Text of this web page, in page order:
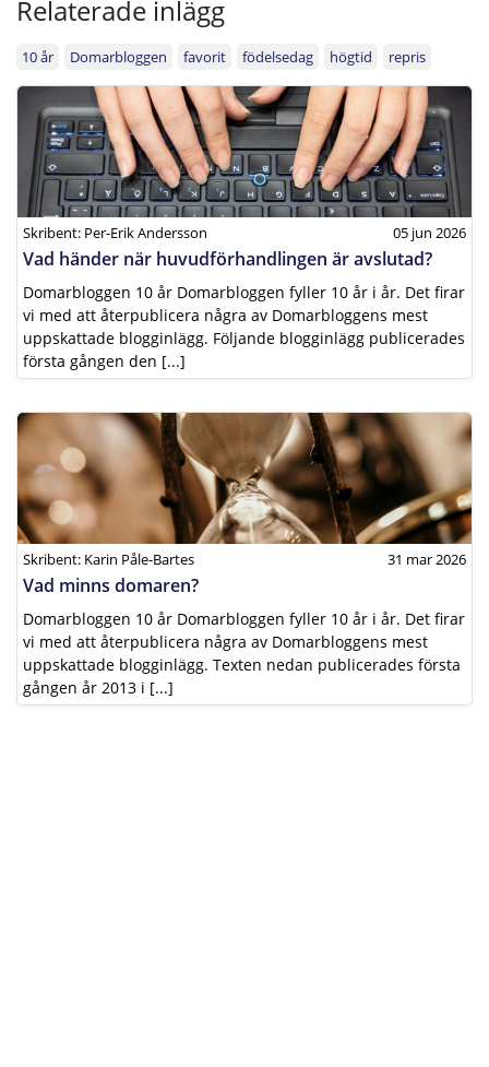
Relaterade inlägg
10 år Domarbloggen favorit födelsedag högtid repris
Skribent: Per-Erik Andersson 05 jun 2026
Vad händer när huvudförhandlingen är avslutad?
Domarbloggen 10 år Domarbloggen fyller 10 år i år. Det firar
vi med att återpublicera några av Domarbloggens mest
uppskattade blogginlägg. Följande blogginlägg publicerades
första gången den [...]
Skribent: Karin Påle-Bartes 31 mar 2026
Vad minns domaren?
Domarbloggen 10 år Domarbloggen fyller 10 år i år. Det firar
vi med att återpublicera några av Domarbloggens mest
uppskattade blogginlägg. Texten nedan publicerades första
gången år 2013 i [...]